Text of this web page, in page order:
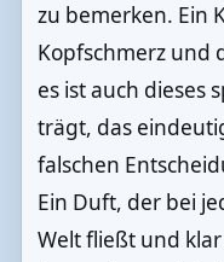
zu bemerken. Ein
Kopfschmerz und
es ist auch dieses
trägt, das
falschen
Ein Duft, der bei
Welt fließt und